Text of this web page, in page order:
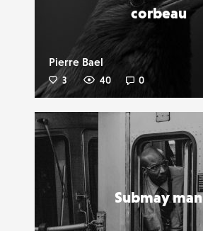
corbeau
Pierre Bael
3 40 0
Submay man